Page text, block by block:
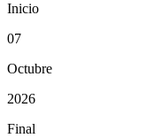
Inicio
07
Octubre
2026
Final